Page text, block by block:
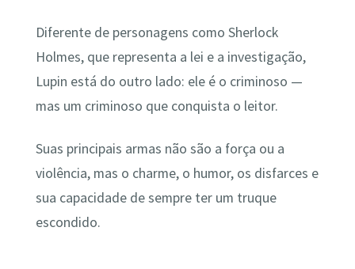
Diferente de personagens como Sherlock
Holmes, que representa a lei e a investigação,
Lupin está do outro lado: ele é o criminoso —
mas um criminoso que conquista o leitor.
Suas principais armas não são a força ou a
violência, mas o charme, o humor, os disfarces e
sua capacidade de sempre ter um truque
escondido.